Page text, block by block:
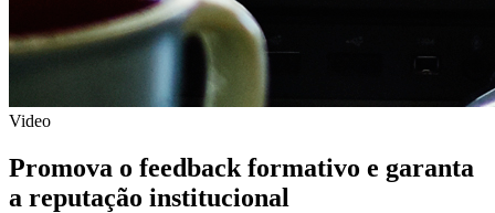
Video
Promova o feedback formativo e garanta
a reputação institucional